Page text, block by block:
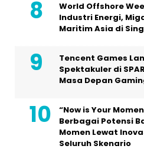
World Offshore
Industri Energi,
Maritim Asia di
Tencent Games
Spektakuler di
Masa Depan
“Now is Your
Berbagai Potensi
Momen Lewat
Seluruh Skenario